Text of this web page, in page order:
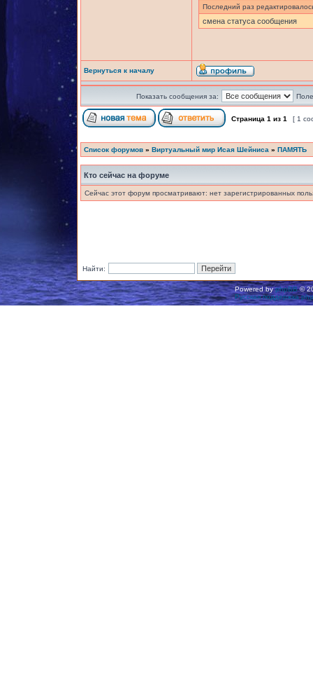
Последний раз
смена статуса сообщения
Вернуться к началу
Показать сообщения за:
Страница 1 из 1 [ 1
Список форумов » Виртуальный мир Исая Шейниса » ПАМЯТЬ
Кто сейчас на форуме
Сейчас этот форум просматривают: нет зарегистрированных
Найти:
Powered byphpBB©
Русская поддержка